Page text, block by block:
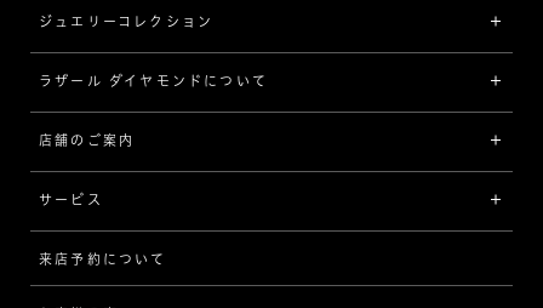
婚約指輪（エンゲージリング）
[素材から選ぶ]
プラチナ
イエローゴールド
コンビネーション
ジュエリーコレクション
ジュエリーコレクショントップ
ジュエリー一覧
リング
ネックレス/ペンダント
ラザール ダイヤモンドについて
ラザール ダイヤモンドについて
品質
歴史
店舗のご案内
サービス
サービスについて
来店予約について